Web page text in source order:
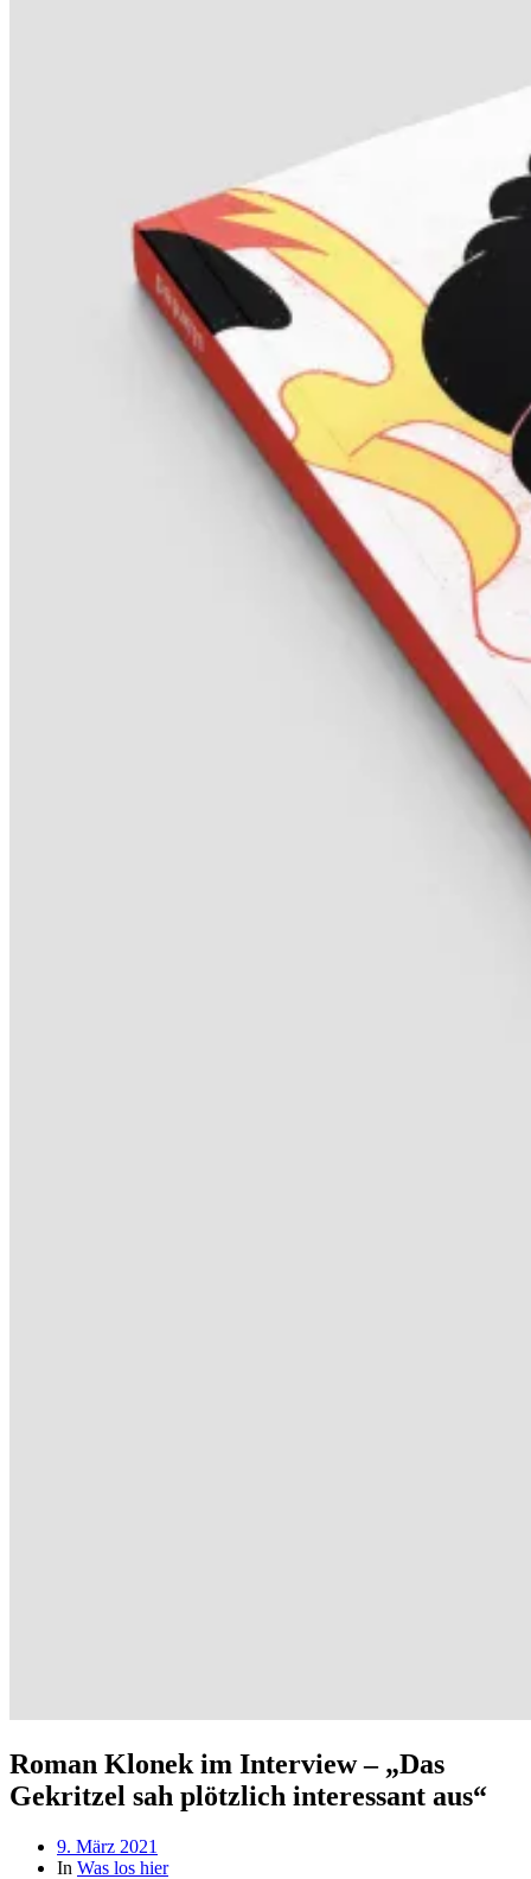
Roman Klonek im Interview – „Das
Gekritzel sah plötzlich interessant aus“
Beitragsdatum
9. März 2021
In Was los hier